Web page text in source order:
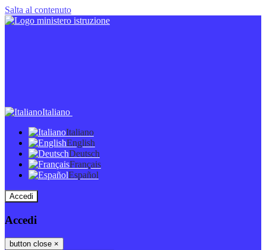
Salta al contenuto
Italiano
Italiano
English
Deutsch
Français
Español
Accedi
Accedi
button close ×